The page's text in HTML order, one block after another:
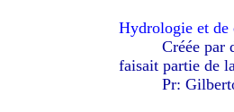
Hydrologie et
Créée par
faisait partie de
Pr: